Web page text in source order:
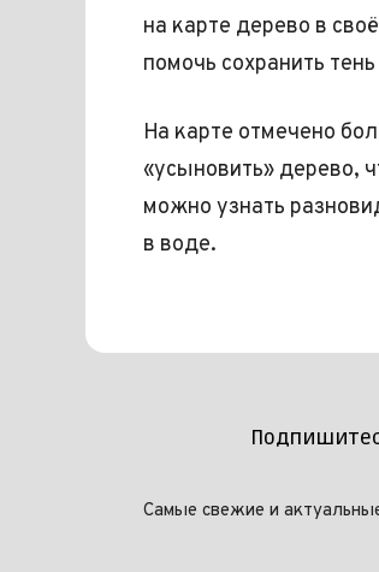
на карте дерево в
помочь сохранить
На карте отмечено
«усыновить» дерево,
можно узнать
в воде.
Самые свежие и